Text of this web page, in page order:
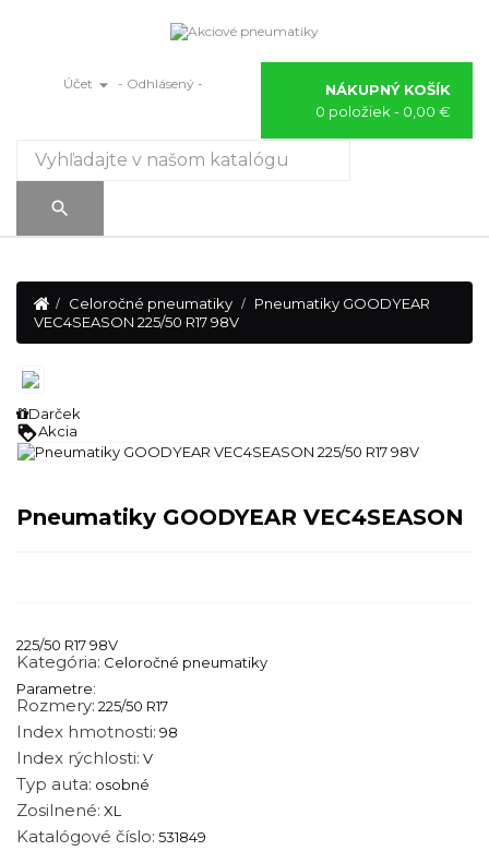
Účet  - Odhlásený -
NÁKUPNÝ KOŠÍK
0 položiek - 0,00 €
Prepnúť
navigáciu
☰

Celoročné pneumatiky
Pneumatiky GOODYEAR
VEC4SEASON 225/50 R17 98V
Darček
loyaltyAkcia
Pneumatiky GOODYEAR VEC4SEASON
225/50 R17 98V
Kategória: Celoročné pneumatiky
Parametre:
Rozmery: 225/50 R17
Index hmotnosti: 98
Index rýchlosti: V
Typ auta: osobné
Zosilnené: XL
Katalógové číslo: 531849